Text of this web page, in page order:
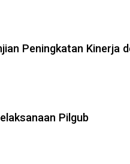
Peningkatan Kinerja
Pilgub